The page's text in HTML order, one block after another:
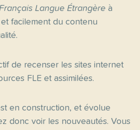
Langue Étrangère à
facilement du contenu
de recenser les sites internet
FLE et assimilées.
en construction, et évolue
donc voir les nouveautés. Vous